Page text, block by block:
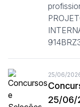
25/06/
25/06/